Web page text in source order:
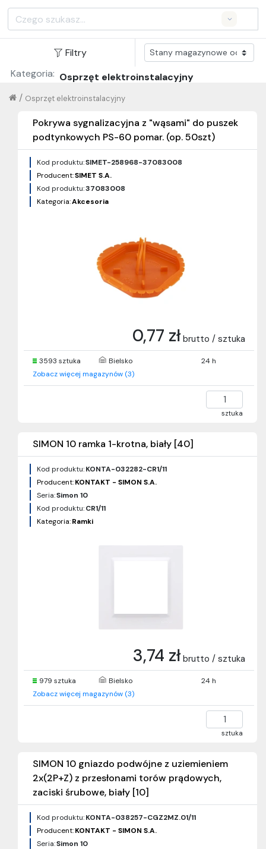
Search
Filtry
Kategoria: Osprzęt elektroinstalacyjny
Osprzęt elektroinstalacyjny
/
Pokrywa sygnalizacyjna z "wąsami" do puszek
podtynkowych PS-60 pomar. (op. 50szt)
Kod produktu:SIMET-258968-37083008
Producent:SIMET S.A.
Kod produktu:37083008
Kategoria:Akcesoria
0,77 zł brutto / sztuka
3593 sztuka Bielsko
24 h
Zobacz więcej magazynów (3)
sztuka
SIMON 10 ramka 1-krotna, biały [40]
Kod produktu:KONTA-032282-CR1/11
Producent:KONTAKT - SIMON S.A.
Seria:Simon 10
Kod produktu:CR1/11
Kategoria:Ramki
3,74 zł brutto / sztuka
979 sztuka Bielsko
24 h
Zobacz więcej magazynów (3)
sztuka
SIMON 10 gniazdo podwójne z uziemieniem
2x(2P+Z) z przesłonami torów prądowych,
zaciski śrubowe, biały [10]
Kod produktu:KONTA-038257-CGZ2MZ.01/11
Producent:KONTAKT - SIMON S.A.
Seria:Simon 10